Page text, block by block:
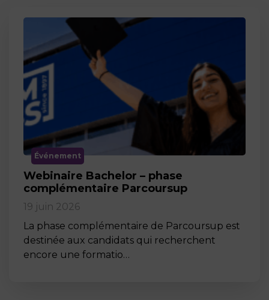
Événement
Webinaire Bachelor – phase
complémentaire Parcoursup
19 juin 2026
La phase complémentaire de Parcoursup est
destinée aux candidats qui recherchent
encore une formatio…